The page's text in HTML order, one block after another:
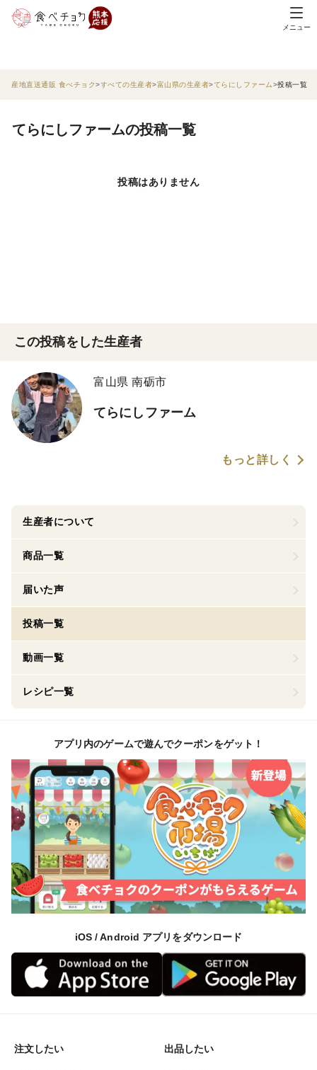
メニュー
産地直送通販 食べチョク すべての生産者 富山県の生産者 てらにしファーム 投稿一覧
てらにしファームの投稿一覧
投稿はありません
この投稿をした生産者
富山県 南砺市
てらにしファーム
もっと詳しく
生産者について
商品一覧
届いた声
投稿一覧
動画一覧
レシピ一覧
アプリ内のゲームで遊んでクーポンをゲット！
iOS / Android アプリをダウンロード
注文したい 出品したい